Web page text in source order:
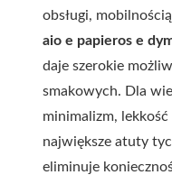
obsługi,
aio e papieros e
daje szerokie
smakowych. Dla
minimalizm, lekkość
największe atuty
eliminuje